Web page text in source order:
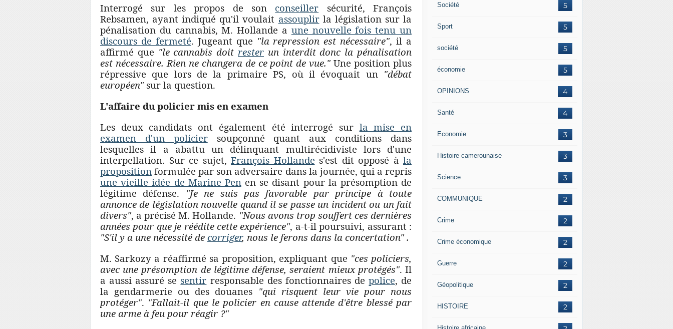
Interrogé sur les propos de son conseiller sécurité, François
Rebsamen, ayant indiqué qu'il voulait assouplirla législation sur la
pénalisation du cannabis, M. Hollande a une nouvelle fois tenu un
discours de fermeté. Jugeant que "la repression est nécessaire", il a
affirmé que "le cannabis doit rester un interdit donc la pénalisation
est nécessaire. Rien ne changera de ce point de vue."Une position plus
répressive que lors de la primaire PS, où il évoquait un "débat
européen"sur la question.
L'affaire du policier mis en examen
Les deux candidats ont également été interrogé sur la mise en
examen d'un policiersoupçonné quant aux conditions dans
lesquelles il a abattu un délinquant multirécidiviste lors d'une
interpellation. Sur ce sujet, François Hollande s'est dit opposé à la
proposition formulée par son adversaire dans la journée, qui a repris
une vieille idée de Marine Penen se disant pour la présomption de
légitime défense. "Je ne suis pas favorable par principe à toute
annonce de législation nouvelle quand il se passe un incident ou un fait
divers", a précisé M. Hollande. "Nous avons trop souffert ces dernières
années pour que je réédite cette expérience", a-t-il poursuivi, assurant :
"S'il y a une nécessité de corriger, nous le ferons dans la concertation" .
M. Sarkozy a réaffirmé sa proposition, expliquant que "ces policiers,
avec une présomption de légitime défense, seraient mieux protégés". Il
a aussi assuré se sentir responsable des fonctionnaires de police, de
la gendarmerie ou des douanes "qui risquent leur vie pour nous
protéger". "Fallait-il que le policier en cause attende d'être blessé par
une arme à feu pour réagir ?"
5
Société
5
Sport
5
société
5
économie
4
OPINIONS
4
Santé
3
Economie
3
Histoire camerounaise
3
Science
2
COMMUNIQUE
2
Crime
2
Crime économique
2
Guerre
2
Géopolitique
2
HISTOIRE
Histoire africaine